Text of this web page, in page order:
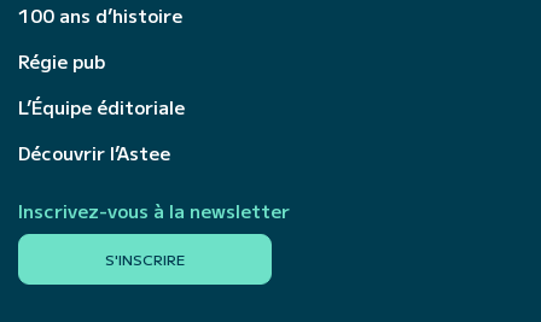
100 ans d’histoire
Régie pub
L’Équipe éditoriale
Découvrir l’Astee
Inscrivez-vous à la newsletter
S'INSCRIRE